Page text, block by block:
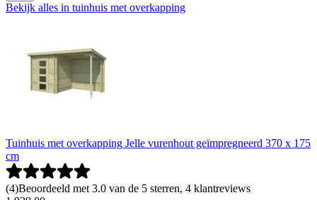
Bekijk alles in tuinhuis met overkapping
Tuinhuis met overkapping Jelle vurenhout geïmpregneerd 370 x 175
cm
(4)Beoordeeld met 3.0 van de 5 sterren, 4 klantreviews